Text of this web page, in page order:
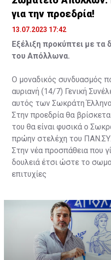
για την προεδρία!
13.07.2023 17:42
Εξέλιξη προκύπτει με τα
του Απόλλωνα.
Ο μοναδικός συνδυασμός
αυριανή (14/7) Γενική
αυτός των Σωκράτη Έλληνα
Στην προεδρία θα
του θα είναι φυσικά ο
πρώην στελέχη του
Στην νέα προσπάθεια που
δουλειά έτσι ώστε το
επιτυχίες